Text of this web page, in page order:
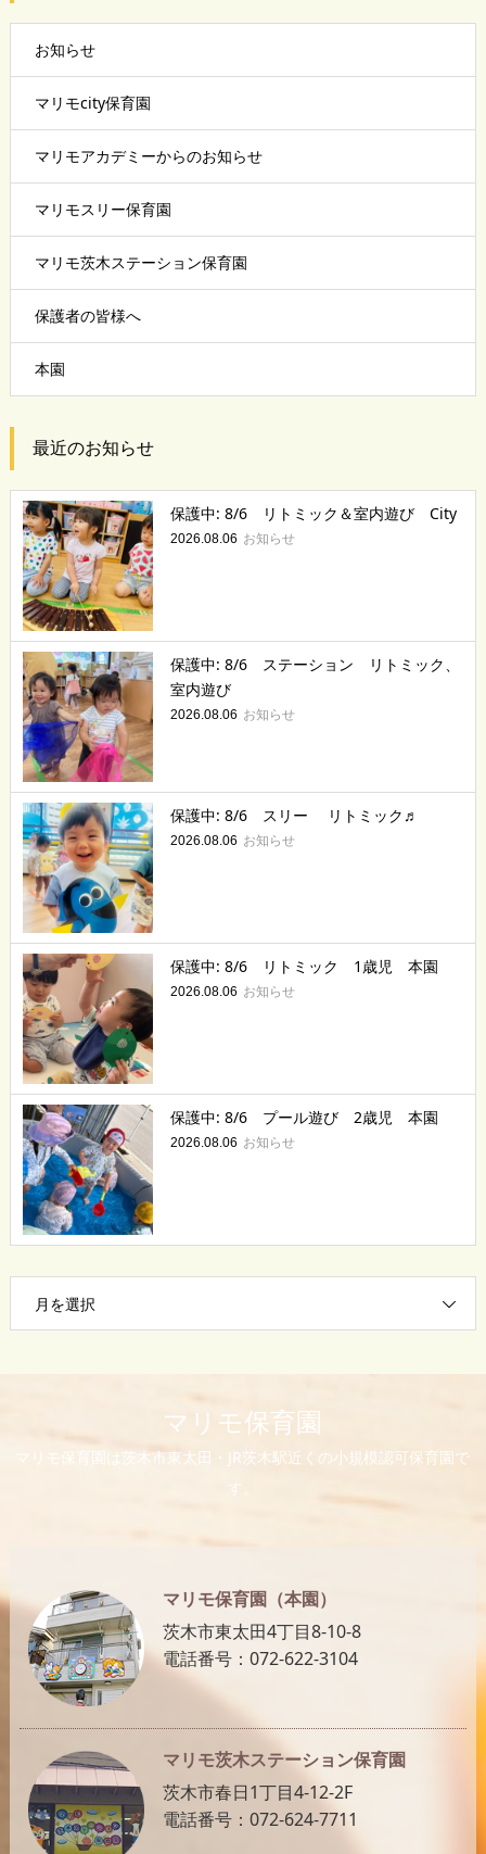
お知らせ
マリモcity保育園
マリモアカデミーからのお知らせ
マリモスリー保育園
マリモ茨木ステーション保育園
保護者の皆様へ
本園
最近のお知らせ
保護中: 8/6 リトミック＆室内遊び City
2026.08.06 お知らせ
保護中: 8/6 ステーション リトミック、
室内遊び
2026.08.06 お知らせ
保護中: 8/6 スリー リトミック♬
2026.08.06 お知らせ
保護中: 8/6 リトミック 1歳児 本園
2026.08.06 お知らせ
保護中: 8/6 プール遊び 2歳児 本園
2026.08.06 お知らせ
月を選択
マリモ保育園
マリモ保育園は茨木市東太田・JR茨木駅近くの小規模認可保育園で
す。
マリモ保育園（本園）
茨木市東太田4丁目8-10-8
電話番号：072-622-3104
マリモ茨木ステーション保育園
茨木市春日1丁目4-12-2F
電話番号：072-624-7711